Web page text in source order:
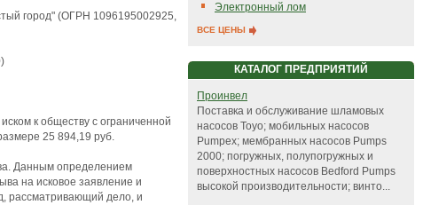
город" (ОГРН 1096195002925,
к обществу с ограниченной
25 894,19 руб.
Данным определением
на исковое заявление и
рассматривающий дело, и
Электронный лом
ВСЕ ЦЕНЫ
КАТАЛОГ ПРЕДПРИЯТИЙ
Проинвел
Поставка и обслуживание шламовых
насосов Toyo; мобильных насосов
Pumpex; мембранных насосов Pumps
2000; погружных, полупогружных и
поверхностных насосов Bedford Pumps
высокой производительности; винто...